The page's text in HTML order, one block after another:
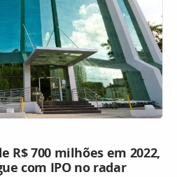
R$ 700 milhões em 2022,
com IPO no radar